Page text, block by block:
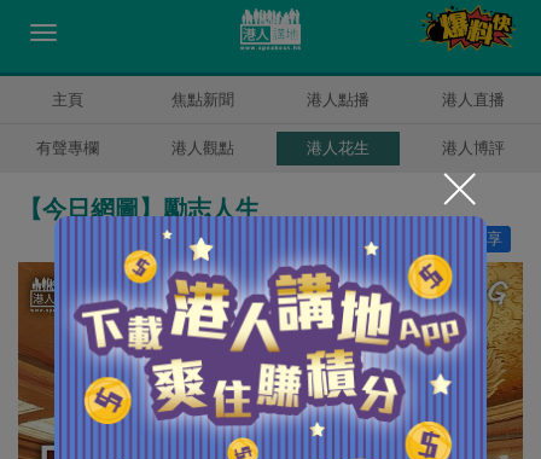
主頁 焦點新聞 港人點播 港人直播
有聲專欄 港人觀點 港人花生 港人博評
【今日網圖】勵志人生
分享
讚好